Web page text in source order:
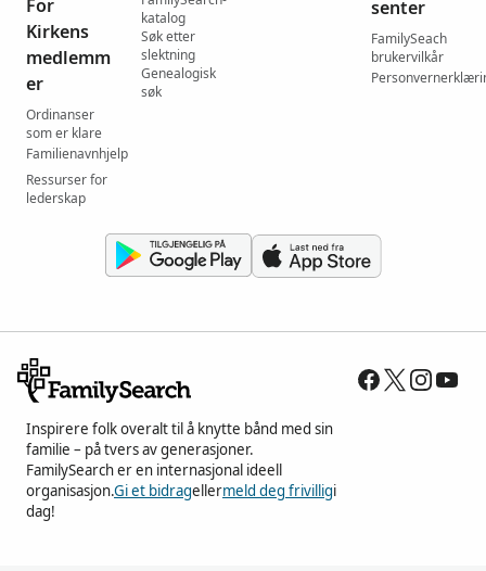
For
Kirkens
medlemm
er
Ordinanser
som er klare
Familienavnhjelp
Ressurser for
lederskap
katalog
Søk etter
slektning
Genealogisk
søk
senter
FamilySeach
brukervilkår
Inspirere folk overalt til å knytte bånd med sin
familie – på tvers av generasjoner.
FamilySearch er en internasjonal ideell
organisasjon.Gi et bidragellermeld deg frivilligi
dag!